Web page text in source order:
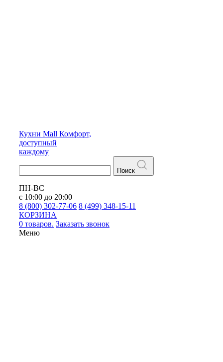
Кухни Mall Комфорт,
доступный
каждому
Поиск
ПН-ВС
с 10:00 до 20:00
8 (800) 302-77-06 8 (499) 348-15-11
КОРЗИНА
0 товаров. Заказать звонок
Меню